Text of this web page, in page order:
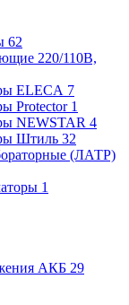
62
220/110В,
ELECA 7
Protector 1
NEWSTAR 4
Штиль 32
(ЛАТР)
1
АКБ 29